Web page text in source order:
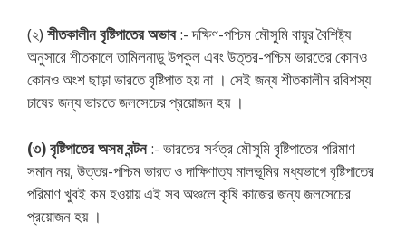
(২) শীতকালীন বৃষ্টিপাতের অভাব:- দক্ষিণ-পশ্চিম মৌসুমি বায়ুর বৈশিষ্ট্য
অনুসারে শীতকালে তামিলনাড়ু উপকুল এবং উত্তর-পশ্চিম ভারতের কোনও
কোনও অংশ ছাড়া ভারতে বৃষ্টিপাত হয় না । সেই জন্য শীতকালীন রবিশস্য
চাষের জন্য ভারতে জলসেচের প্রয়োজন হয় ।
(৩) বৃষ্টিপাতের অসম বন্টন:- ভারতের সর্বত্র মৌসুমি বৃষ্টিপাতের পরিমাণ
সমান নয়, উত্তর-পশ্চিম ভারত ও দাক্ষিণাত্য মালভূমির মধ্যভাগে বৃষ্টিপাতের
পরিমাণ খুবই কম হওয়ায় এই সব অঞ্চলে কৃষি কাজের জন্য জলসেচের
প্রয়োজন হয় ।